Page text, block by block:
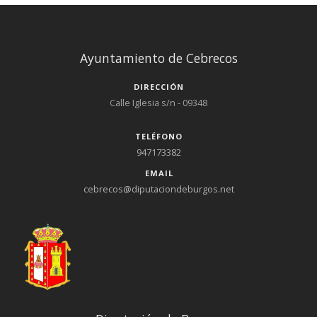
Ayuntamiento de Cebrecos
DIRECCIÓN
Calle Iglesia s/n - 09348
TELÉFONO
947173382
EMAIL
cebrecos@diputaciondeburgos.net